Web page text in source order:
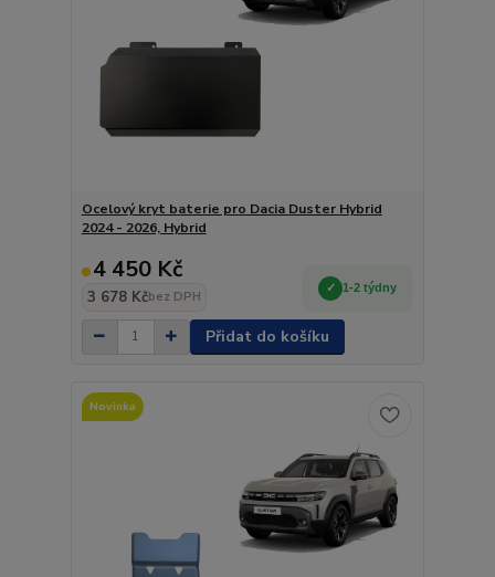
Ocelový kryt baterie pro Dacia Duster Hybrid
2024 - 2026, Hybrid
4 450 Kč
3 678 Kčbez DPH
1-2 týdny
Přidat do košíku
Novinka